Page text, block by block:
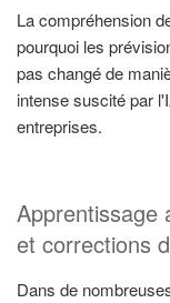
La compréhension
pourquoi les
pas changé de
intense suscité par
entreprises.
Apprentissage
et corrections
Dans de